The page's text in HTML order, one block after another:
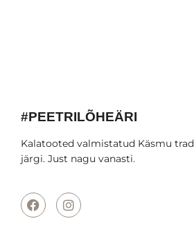
#PEETRILÕHEÄRI
Kalatooted valmistatud Käsmu
järgi. Just nagu vanasti.